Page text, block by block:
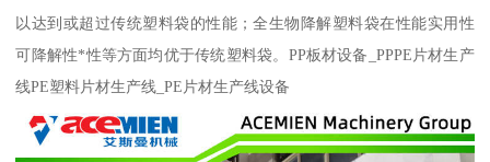
以达到或超过传统塑料袋的性能；全生物降解塑料袋在性能实用性
可降解性*性等方面均优于传统塑料袋。PP板材设备_PPPE片材生产
线PE塑料片材生产线_PE片材生产线设备